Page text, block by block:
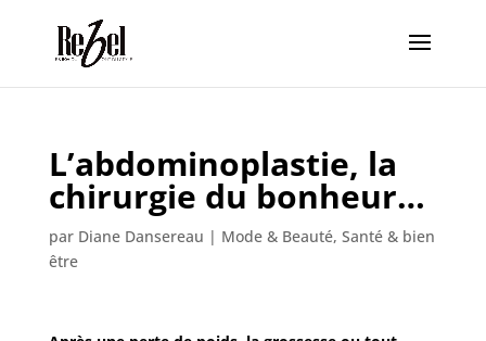
L’abdominoplastie, la
chirurgie du bonheur…
par Diane Dansereau | Mode & Beauté, Santé & bien
être